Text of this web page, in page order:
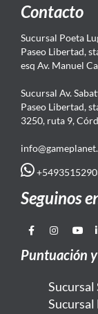
Contacto
Sucursal Poeta
Paseo Libertad,
esq Av. Manuel
Sucursal Av.
Paseo Libertad,
3250, ruta 9,
Seguinos
Puntuación
Sucursal